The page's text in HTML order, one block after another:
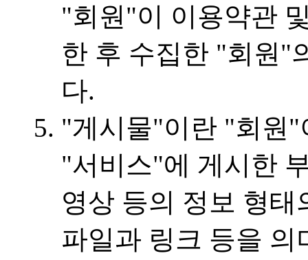
"회원"이 이용약관
한 후 수집한 "회원"
다.
"게시물"이란 "회원
"서비스"에 게시한
영상 등의 정보 형태
파일과 링크 등을 의